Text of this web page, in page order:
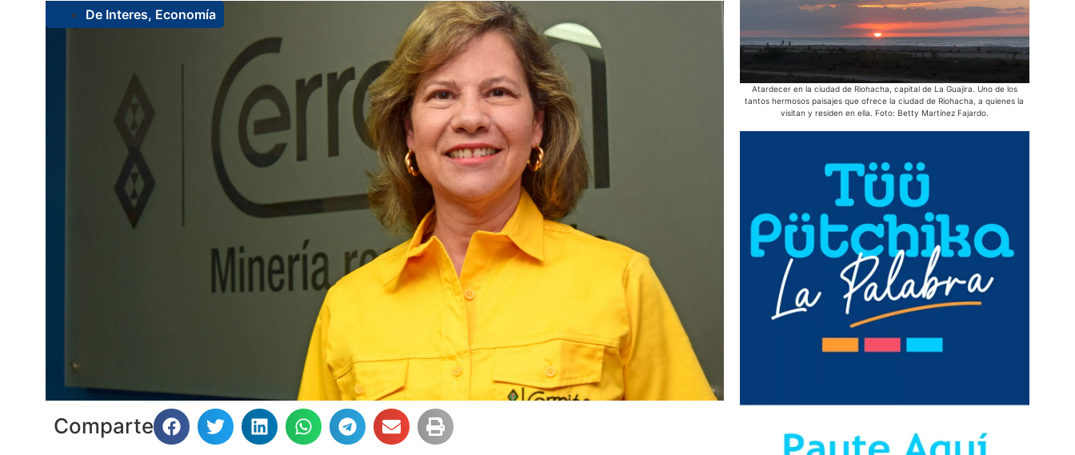
De Interes, Economía
Comparte
Atardecer en la ciudad de Riohacha, capital de La Guajira. Uno de los
tantos hermosos paisajes que ofrece la ciudad de Riohacha, a quienes la
visitan y residen en ella. Foto: Betty Martínez Fajardo.